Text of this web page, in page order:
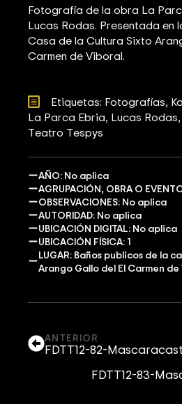
Fotografía de la obra La
Lucas Rodas. Presentada en
Casa de la Cultura Sixto
Carmen de Viboral.
Etiquetas: Fotografías
La Parca Ebria Lucas Rodas
Teatro Tespys
AÑO: No aplica
AGRUPACIÓN, OBRA O
OBSERVACIONES: No aplica
AUTORIDAD: No aplica
UBICACIÓN DIGITAL: No aplica
UBICACIÓN FÍSICA: 1
LUGAR: Baños publicos de la
Arango Gallo del El Carmen
ANTERIOR
FDTT12-82-
FDTT12-83-